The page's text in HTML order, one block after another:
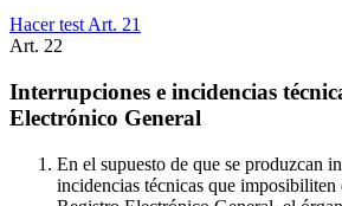
Hacer test Art. 21
Art. 22
Interrupciones e incidencias
Electrónico General
En el supuesto de que se produzcan
incidencias técnicas que